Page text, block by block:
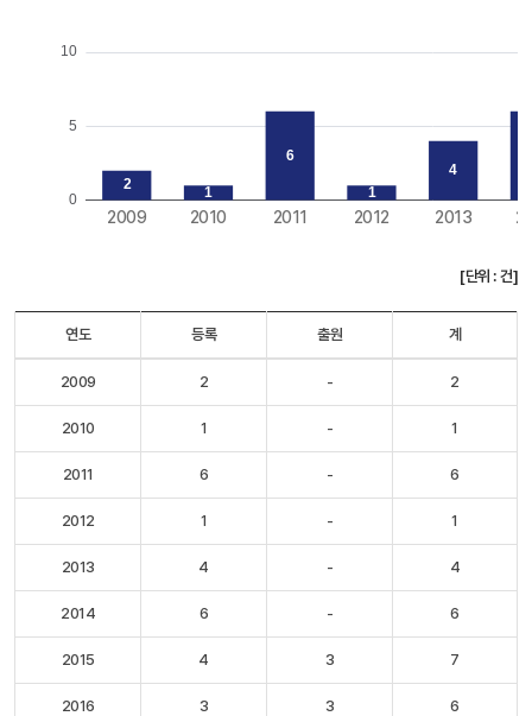
[단위 : 건]
연도 등록 출원 계
2009 2 - 2
2010 1 - 1
2011 6 - 6
2012 1 - 1
2013 4 - 4
2014 6 - 6
2015 4 3 7
2016 3 3 6